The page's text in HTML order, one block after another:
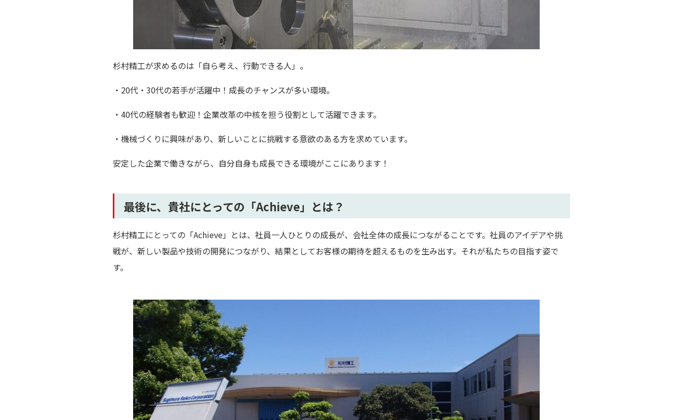
杉村精工が求めるのは「自ら考え、行動できる人」。
・20代・30代の若手が活躍中！成長のチャンスが多い環境。
・40代の経験者も歓迎！企業改革の中核を担う役割として活躍できます。
・機械づくりに興味があり、新しいことに挑戦する意欲のある方を求めています。
安定した企業で働きながら、自分自身も成長できる環境がここにあります！
最後に、貴社にとっての「Achieve」とは？
杉村精工にとっての「Achieve」とは、社員一人ひとりの成長が、会社全体の成長につながることです。社員のアイデアや挑
戦が、新しい製品や技術の開発につながり、結果としてお客様の期待を超えるものを生み出す。それが私たちの目指す姿で
す。